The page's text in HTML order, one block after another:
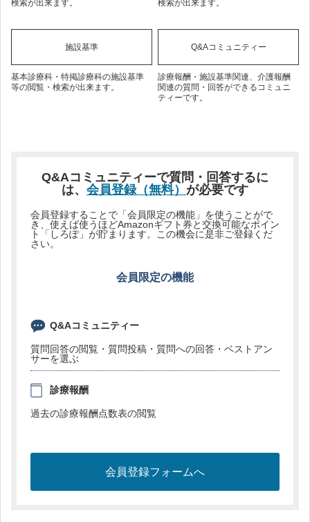
検索が出来ます。
検索が出来ます。
施設基準
基本診療科・特掲診療科の施設基準
等の閲覧・検索が出来ます。
Q&Aコミュニティー
診療報酬・施設基準関連、介護報酬
関連の質問・回答ができるコミュニ
ティーです。
Q&Aコミュニティーで質問・回答するに
は、 会員登録（無料） が必要です
会員登録することで「会員限定の機能」を使うことがで
き、使えば使うほどAmazonギフト券と交換可能なポイン
ト「しろぽ」が貯まります。この機会に是非ご登録くだ
さい。
会員限定の機能
Q&Aコミュニティー
質問回答の閲覧・質問投稿・質問への回答・ベストアン
サーを選ぶ
診療報酬
過去の診療報酬点数表の閲覧
会員登録フォームへ